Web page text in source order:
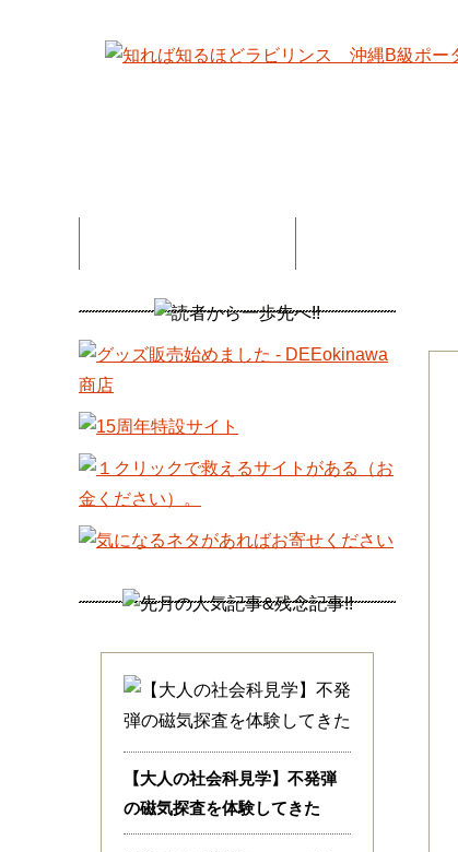
【大人の社会科見学】不発弾
の磁気探査を体験してきた